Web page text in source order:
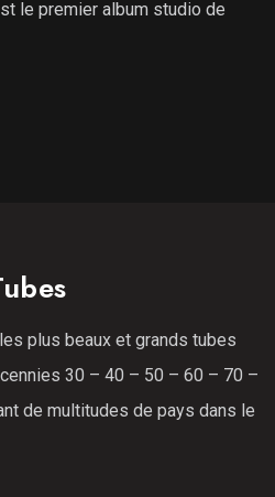
le premier album studio de
plus beaux et grands tubes
30 – 40 – 50 – 60 – 70 –
de multitudes de pays dans le